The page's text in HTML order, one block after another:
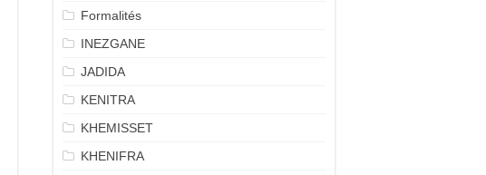
Formalités
INEZGANE
JADIDA
KENITRA
KHEMISSET
KHENIFRA